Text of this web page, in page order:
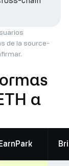
de la source-
a
EarnPark